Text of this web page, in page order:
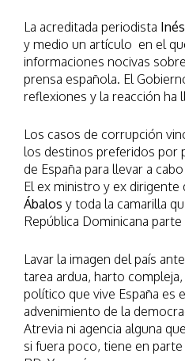
La acreditada periodista
y medio un artículo en el
informaciones nocivas
prensa española. El
reflexiones y la reacción ha
Los casos de corrupción
los destinos preferidos por
de España para llevar a
El ex ministro y ex dirigente
Ábalos y toda la camarilla
República Dominicana
Lavar la imagen del país
tarea ardua, harto
político que vive España es
advenimiento de la
Atrevia ni agencia alguna
si fuera poco, tiene en